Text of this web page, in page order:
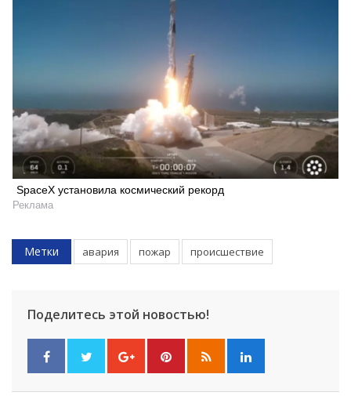
SpaceX установила космический рекорд
Реклама
Метки авария пожар происшествие
Поделитесь этой новостью!